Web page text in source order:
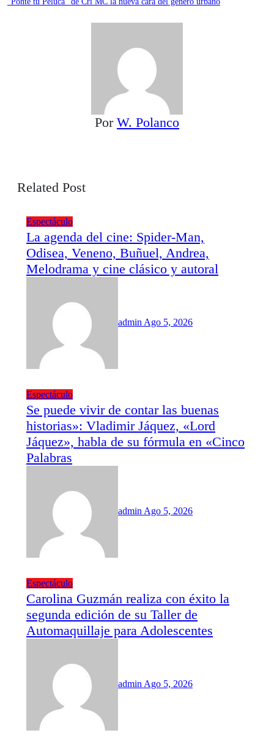
Por W. Polanco
Related Post
Espectáculo
La agenda del cine: Spider-Man,
Odisea, Veneno, Buñuel, Andrea,
Melodrama y cine clásico y autoral
admin Ago 5, 2026
Espectáculo
Se puede vivir de contar las buenas
historias»: Vladimir Jáquez, «Lord
Jáquez», habla de su fórmula en «Cinco
Palabras
admin Ago 5, 2026
Espectáculo
Carolina Guzmán realiza con éxito la
segunda edición de su Taller de
Automaquillaje para Adolescentes
admin Ago 5, 2026